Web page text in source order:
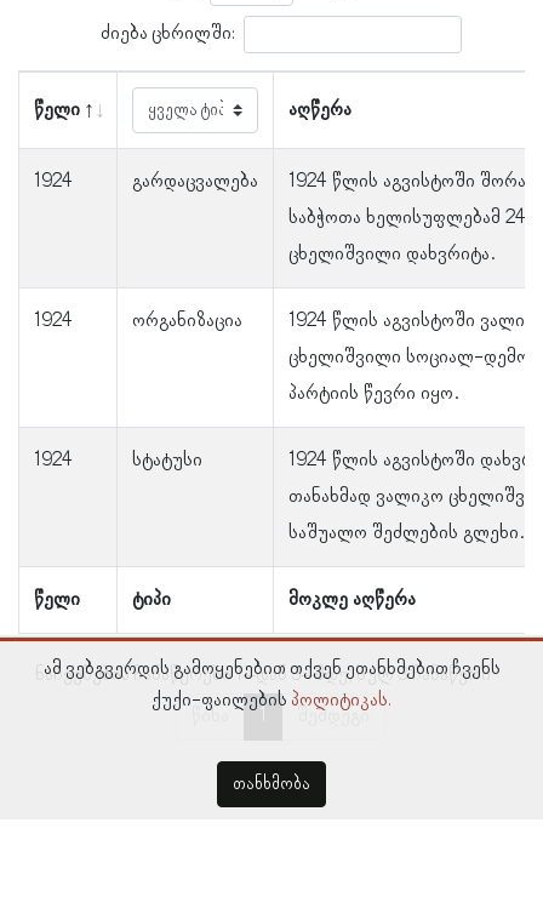
ძიება ცხრილში:
წელი აღწერა
წელი ტიპი მოკლე აღწერა
1924 გარდაცვალება
1924 წლის აგვისტოში
საბჭოთა ხელისუფლებამ 24
ცხელიშვილი დახვრიტა.
1924 ორგანიზაცია
1924 წლის აგვისტოში
ცხელიშვილი სოციალ-
პარტიის წევრი იყო.
1924 სტატუსი
1924 წლის აგვისტოში
თანახმად ვალიკო
საშუალო შეძლების გლეხი.
ნაჩვენებია ჩანაწერები 1–დან 3–მდე, სულ 3 ჩანაწერი
წინა
შემდეგი
ამ ვებგვერდის გამოყენებით თქვენ ეთანხმებით ჩვენს
ქუქი-ფაილების პოლიტიკას.
თანხმობა